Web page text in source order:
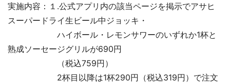
実施内容：１.公式アプリ内の該当ページを掲示でアサヒ
スーパードライ生ビール中ジョッキ・
ハイボール・レモンサワーのいずれか1杯と
熟成ソーセージグリルが690円
（税込759円）
2杯目以降は1杯290円（税込319円）で注文